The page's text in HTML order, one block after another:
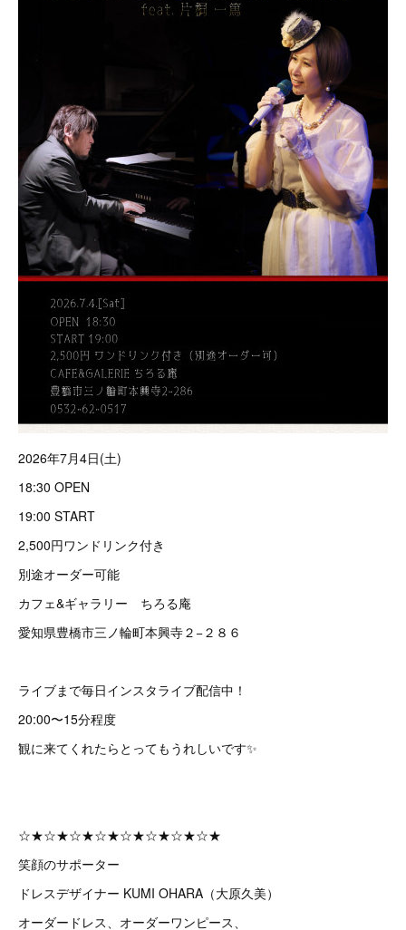
2026年7月4日(土)
18:30 OPEN
19:00 START
2,500円ワンドリンク付き
別途オーダー可能
カフェ&ギャラリー ちろる庵
愛知県豊橋市三ノ輪町本興寺２−２８６
ライブまで毎日インスタライブ配信中！
20:00〜15分程度
観に来てくれたらとってもうれしいです✨
☆★☆★☆★☆★☆★☆★☆★☆★
笑顔のサポーター
ドレスデザイナー KUMI OHARA（大原久美）
オーダードレス、オーダーワンピース、